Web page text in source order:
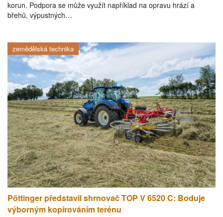
korun. Podpora se může využít například na opravu hrází a
břehů, výpustných…
zemědělská technika
Pöttinger představil shrnovač TOP V 6520 C: Boduje
výborným kopírováním terénu